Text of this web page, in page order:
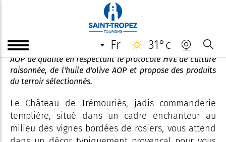
fr 31°c
Château de Trémouries
Petit domaine viticole très ancien, qui produit des vins
AOP de qualité en respectant le protocole HVE de culture
raisonnée, de l'huile d'olive AOP et propose des produits
du terroir sélectionnés.
Le Château de Trémouriès, jadis commanderie
templière, situé dans un cadre enchanteur au
milieu des vignes bordées de rosiers, vous attend